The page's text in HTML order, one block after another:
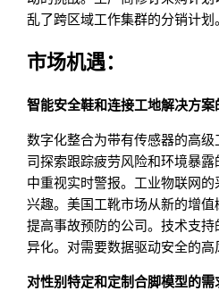
乱了跨区域工作集群的分销计划。
市场机遇：
智能安全鞋和连接工地解决方案
数字化整合为带有传感器的高
司探索跟踪疲劳风险和环境暴
中重视实时警报。工业物联网
兴趣。美国工靴市场从新的增
提高事故预防的公司。技术支
异化。对需要数据驱动安全的高
对性别特定和定制合脚模型的需